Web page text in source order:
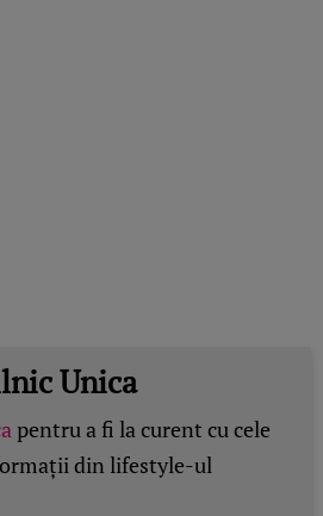
Unica
pentru a fi la curent cu cele
din lifestyle-ul